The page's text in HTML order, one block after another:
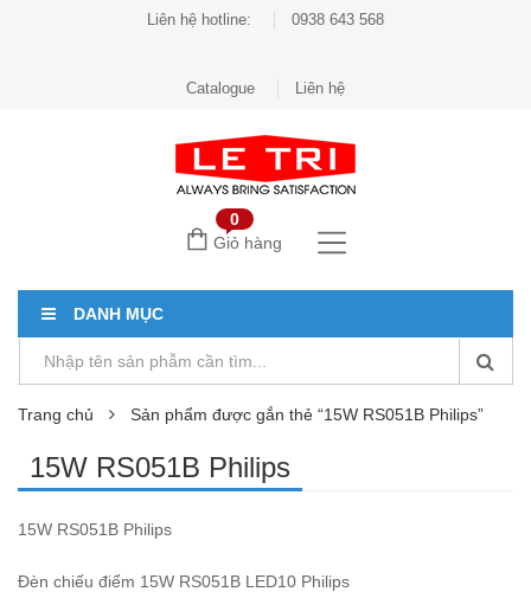
Liên hệ hotline: 0938 643 568
Catalogue Liên hệ
0
Giỏ hàng
DANH MỤC
Trang chủ Sản phẩm được gắn thẻ “15W RS051B Philips”
15W RS051B Philips
15W RS051B Philips
Đèn chiếu điểm 15W RS051B LED10 Philips